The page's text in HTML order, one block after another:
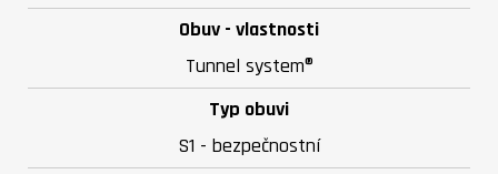
Obuv - vlastnosti
Tunnel system®
Typ obuvi
S1 - bezpečnostní